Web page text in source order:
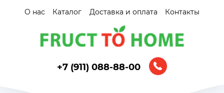
О нас Каталог Доставка и оплата Контакты
+7 (911) 088-88-00